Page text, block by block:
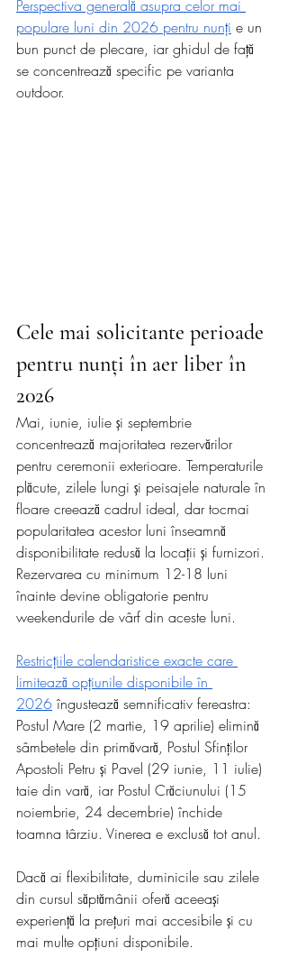
Perspectiva generală asupra celor mai
populare luni din 2026 pentru nunți e un
bun punct de plecare, iar ghidul de față
se concentrează specific pe varianta
outdoor.
Cele mai solicitante perioade
pentru nunți în aer liber în
2026
Mai, iunie, iulie și septembrie
concentrează majoritatea rezervărilor
pentru ceremonii exterioare. Temperaturile
plăcute, zilele lungi și peisajele naturale în
floare creează cadrul ideal, dar tocmai
popularitatea acestor luni înseamnă
disponibilitate redusă la locații și furnizori.
Rezervarea cu minimum 12-18 luni
înainte devine obligatorie pentru
weekendurile de vârf din aceste luni.
Restricțiile calendaristice exacte care
limitează opțiunile disponibile în
2026 îngustează semnificativ fereastra:
Postul Mare (2 martie, 19 aprilie) elimină
sâmbetele din primăvară, Postul Sfinților
Apostoli Petru și Pavel (29 iunie, 11 iulie)
taie din vară, iar Postul Crăciunului (15
noiembrie, 24 decembrie) închide
toamna târziu. Vinerea e exclusă tot anul.
Dacă ai flexibilitate, duminicile sau zilele
din cursul săptămânii oferă aceeași
experiență la prețuri mai accesibile și cu
mai multe opțiuni disponibile.